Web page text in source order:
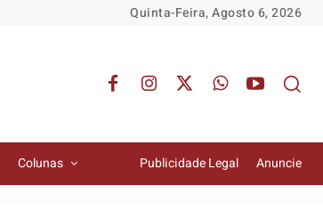
Quinta-Feira, Agosto 6, 2026
Colunas Publicidade Legal Anuncie